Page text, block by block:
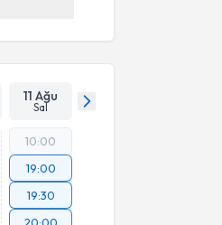
11 Ağu
Sal
10:00
19:00
19:30
20:00